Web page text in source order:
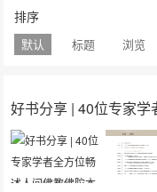
排序
默认 标题 浏览